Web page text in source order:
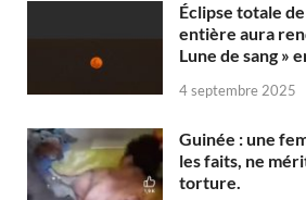
Éclipse totale
entière aura
Lune de sang »
4 septembre 2025
Guinée : une
les faits, ne
torture.